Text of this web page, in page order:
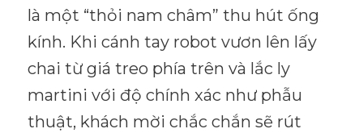
là một “thỏi nam châm” thu hút ống
kính. Khi cánh tay robot vươn lên lấy
chai từ giá treo phía trên và lắc ly
martini với độ chính xác như phẫu
thuật, khách mời chắc chắn sẽ rút